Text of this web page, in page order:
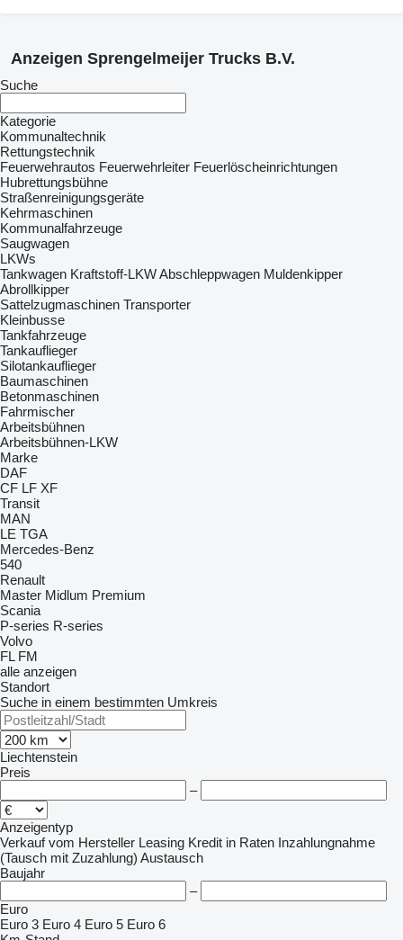
Anzeigen Sprengelmeijer Trucks B.V.
Suche
Kategorie
Kommunaltechnik
Rettungstechnik
Feuerwehrautos Feuerwehrleiter Feuerlöscheinrichtungen
Hubrettungsbühne
Straßenreinigungsgeräte
Kehrmaschinen
Kommunalfahrzeuge
Saugwagen
LKWs
Tankwagen Kraftstoff-LKWAbschleppwagen Muldenkipper
Abrollkipper
Sattelzugmaschinen Transporter
Kleinbusse
Tankfahrzeuge
Tankauflieger
Silotankauflieger
Baumaschinen
Betonmaschinen
Fahrmischer
Arbeitsbühnen
Arbeitsbühnen-LKW
Marke
DAF
CF LF XF
Transit
MAN
LE TGA
Mercedes-Benz
540
Renault
Master Midlum Premium
Scania
P-series R-series
Volvo
FL FM
alle anzeigen
Standort
Suche in einem bestimmten Umkreis
Liechtenstein
Preis
–
Anzeigentyp
Verkauf vom Hersteller Leasing Kredit in Raten Inzahlungnahme
(Tausch mit Zuzahlung) Austausch
Baujahr
–
Euro
Euro 3 Euro 4 Euro 5 Euro 6